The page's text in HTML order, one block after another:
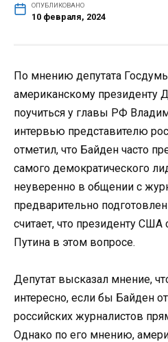
ОПУБЛИКОВАНО
10 февраля, 2024
По мнению депутата
американскому президенту
поучиться у главы РФ
интервью представителю
отметил, что Байден часто
самого демократического
неуверенно в общении с
предварительно
считает, что президенту США
Путина в этом вопросе.
Депутат высказал мнение,
интересно, если бы Байден
российских журналистов
Однако по его мнению,